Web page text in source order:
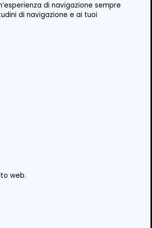
di navigazione sempre
di navigazione e ai tuoi
web.